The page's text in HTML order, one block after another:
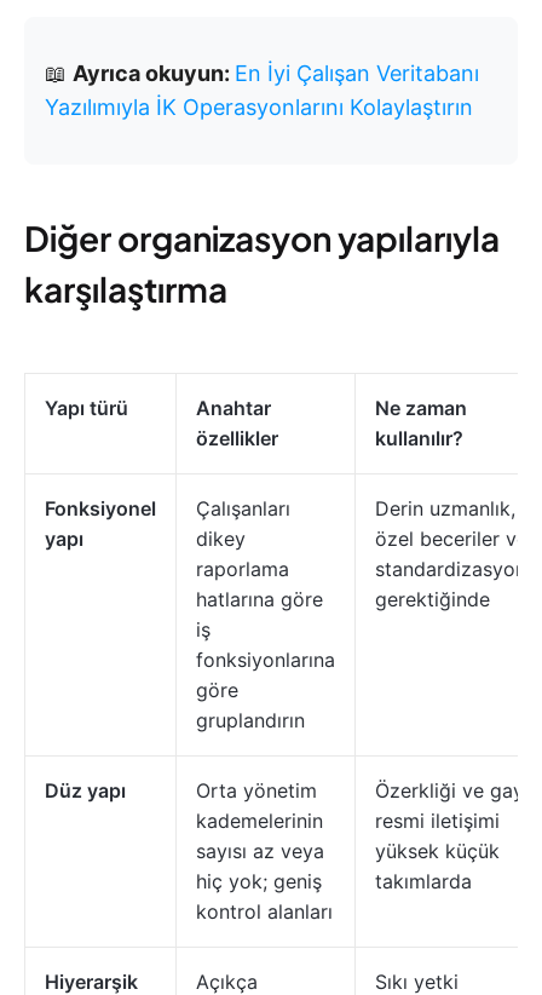
📖 Ayrıca okuyun: En İyi Çalışan Veritabanı
Yazılımıyla İK Operasyonlarını Kolaylaştırın
Diğer organizasyon yapılarıyla
karşılaştırma
Yapı türü
Anahtar
özellikler
Ne zaman
kullanılır?
Fonksiyonel
yapı
Çalışanları
dikey
raporlama
hatlarına göre
iş
fonksiyonlarına
göre
gruplandırın
Derin uzmanlık,
özel beceriler ve
standardizasyon
gerektiğinde
Düz yapı
Orta yönetim
kademelerinin
sayısı az veya
hiç yok; geniş
kontrol alanları
Özerkliği ve gayri
resmi iletişimi
yüksek küçük
takımlarda
Hiyerarşik
Açıkça
Sıkı yetki